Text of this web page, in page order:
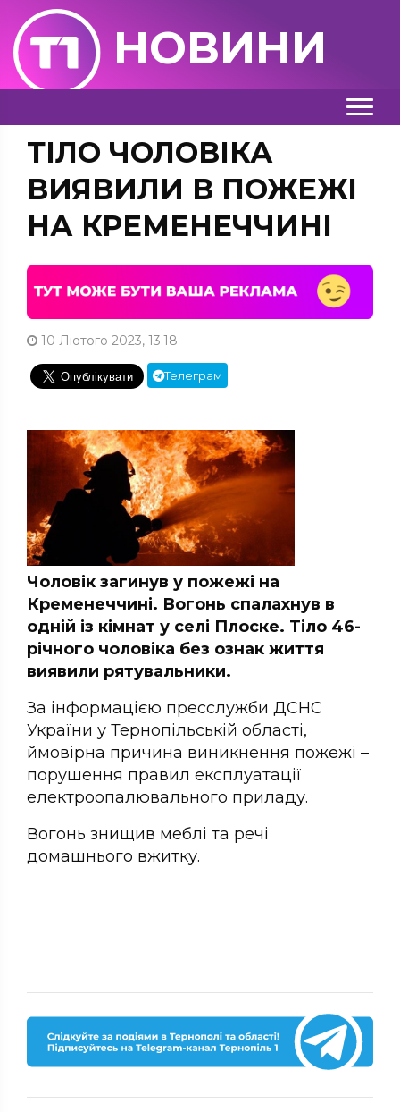
НОВИНИ
ТІЛО ЧОЛОВІКА
ВИЯВИЛИ В ПОЖЕЖІ
НА КРЕМЕНЕЧЧИНІ
10 Лютого 2023, 13:18
Телеграм
Чоловік загинув у пожежі на
Кременеччині. Вогонь спалахнув в
одній із кімнат у селі Плоске. Тіло 46-
річного чоловіка без ознак життя
виявили рятувальники.
За інформацією пресслужби ДСНС
України у Тернопільській області,
ймовірна причина виникнення пожежі –
порушення правил експлуатації
електроопалювального приладу.
Вогонь знищив меблі та речі
домашнього вжитку.